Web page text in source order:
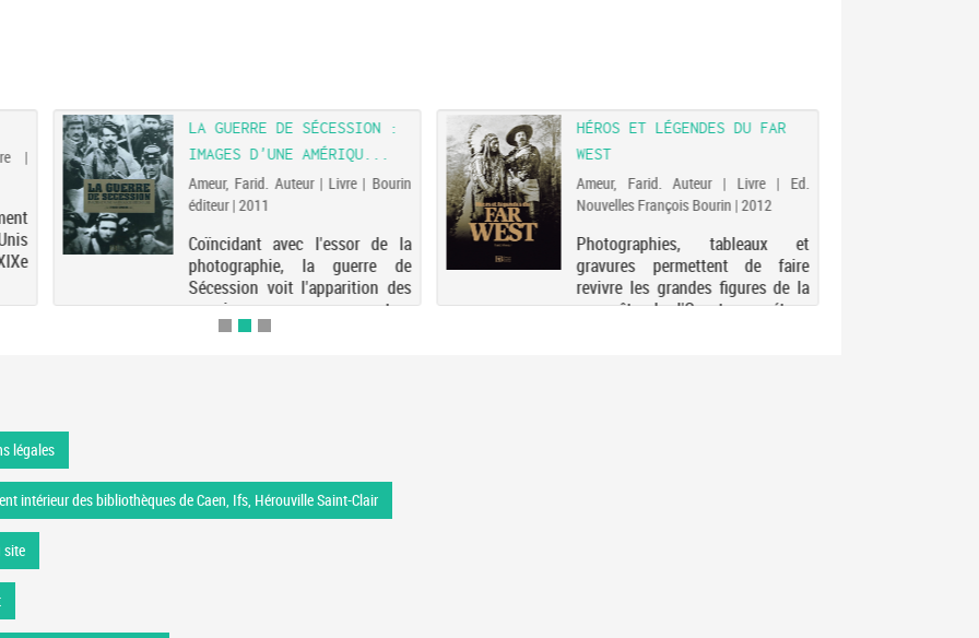
LA GUERRE DE SÉCESSION :
IMAGES D'UNE AMÉRIQU...
Ameur, Farid. Auteur | Livre | Bourin
éditeur | 2011
Coïncidant avec l'essor de la
photographie, la guerre de
Sécession voit l'apparition des
premiers reporters
photographes. Au front comme
HÉROS ET LÉGENDES DU FAR
WEST
Ameur, Farid. Auteur | Livre | Ed.
Nouvelles François Bourin | 2012
Photographies, tableaux et
gravures permettent de faire
revivre les grandes figures de la
conquête de l'Ouest, une étape
|
légales
intérieur des bibliothèques de Caen, Ifs, Hérouville Saint-Clair
site